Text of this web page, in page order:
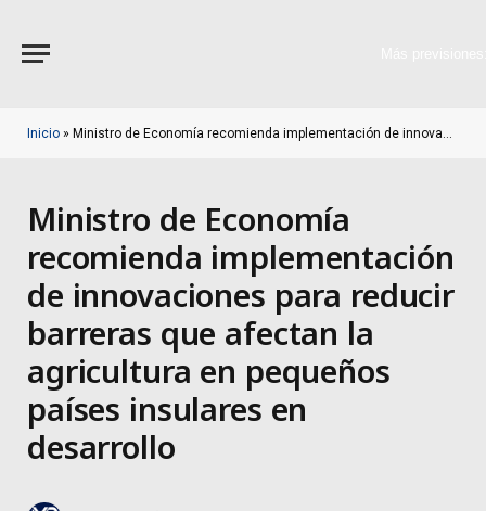
Inicio » Ministro de Economía recomienda implementación de innovaciones para reducir barreras que afectan la agricultura en pequeños países insulares en desarrollo
Ministro de Economía
recomienda implementación
de innovaciones para reducir
barreras que afectan la
agricultura en pequeños
países insulares en
desarrollo